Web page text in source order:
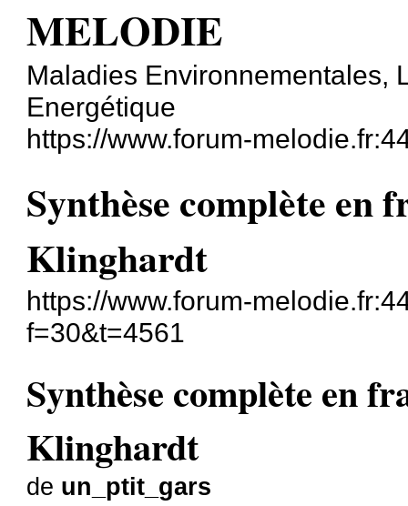
MELODIE
Maladies Environnementales,
Energétique
https://www.forum-
Synthèse complète en
Klinghardt
https://www.forum-
f=30&t=4561
Synthèse complète en
Klinghardt
de un_ptit_gars